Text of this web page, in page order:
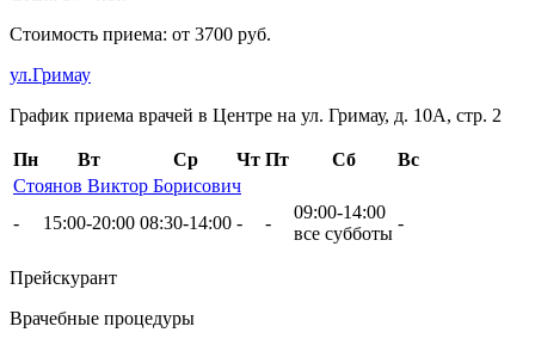
Стоимость приема: от 3700 руб.
ул.Гримау
График приема врачей в Центре на ул. Гримау, д. 10А, стр. 2
Пн Вт Ср Чт Пт Сб
Вс
Стоянов Виктор Борисович
-
15:00-20:00 08:30-14:00 - -
09:00-14:00
все субботы
-
Прейскурант
Врачебные процедуры